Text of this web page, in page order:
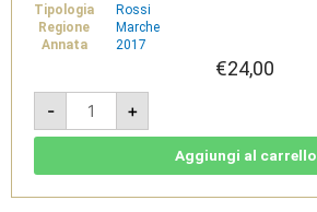
Tipologia
Rossi
Regione
Marche
Annata
2017
€24,00
-
Libenter
2018
-
Rosso
Tenuta
+
Aggiungi al carrello